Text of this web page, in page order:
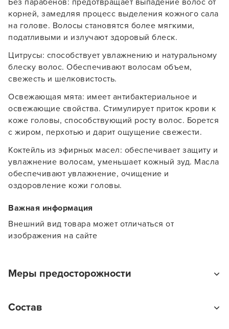
Без парабенов: предотвращает выпадение волос от
корней, замедляя процесс выделения кожного сала
на голове. Волосы становятся более мягкими,
податливыми и излучают здоровый блеск.
Цитрусы: способствует увлажнению и натуральному
блеску волос. Обеспечивают волосам объем,
свежесть и шелковистость.
Освежающая мята: имеет антибактериальное и
освежающие свойства. Стимулирует приток крови к
коже головы, способствующий росту волос. Борется
с жиром, перхотью и дарит ощущение свежести.
Коктейль из эфирных масел: обеспечивает защиту и
увлажнение волосам, уменьшает кожный зуд. Масла
обеспечивают увлажнение, очищение и
оздоровление кожи головы.
Важная информация
Внешний вид товара может отличаться от
изображения на сайте
Меры предосторожности
Не допускать попадания в глаза. При попадании в
Состав